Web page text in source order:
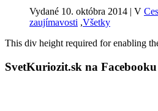
Vydané 10. októbra 2014 V
zaujímavosti ,Všetky
This div height required for enabling
SvetKuriozit.sk na Facebooku